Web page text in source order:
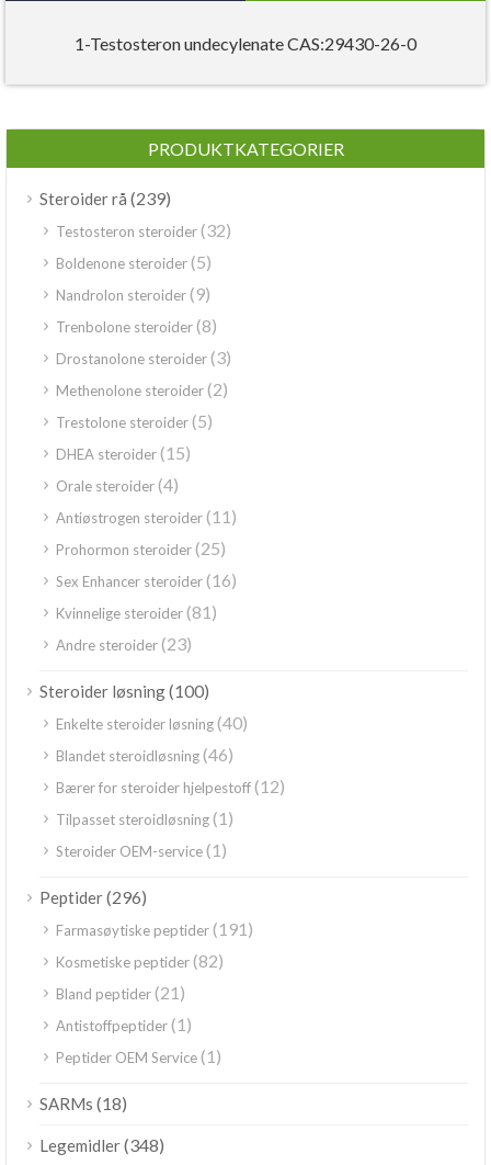
1-Testosteron undecylenate CAS:29430-26-0
PRODUKTKATEGORIER
Steroider rå (239)
Testosteron steroider(32)
Boldenone steroider(5)
Nandrolon steroider(9)
Trenbolone steroider(8)
Drostanolone steroider(3)
Methenolone steroider(2)
Trestolone steroider(5)
DHEA steroider(15)
Orale steroider(4)
Antiøstrogen steroider(11)
Prohormon steroider(25)
Sex Enhancer steroider(16)
Kvinnelige steroider(81)
Andre steroider(23)
Steroider løsning(100)
Enkelte steroider løsning(40)
Blandet steroidløsning(46)
Bærer for steroider hjelpestoff(12)
Tilpasset steroidløsning(1)
Steroider OEM-service(1)
Peptider(296)
Farmasøytiske peptider(191)
Kosmetiske peptider(82)
Bland peptider(21)
Antistoffpeptider(1)
Peptider OEM Service(1)
SARMs (18)
Legemidler(348)